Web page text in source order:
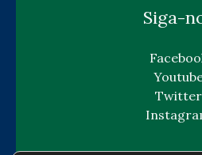
Siga-
Twitter